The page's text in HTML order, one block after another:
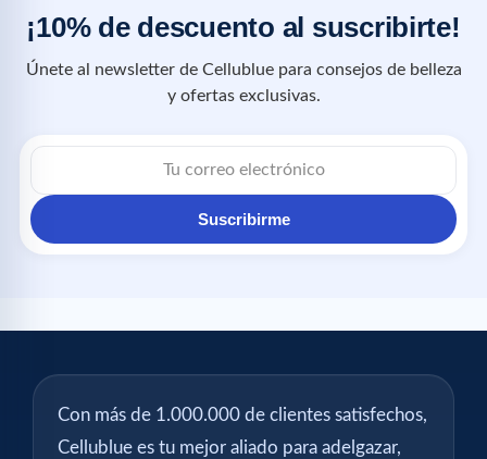
¡10% de descuento al suscribirte!
Únete al newsletter de Cellublue para consejos de belleza
y ofertas exclusivas.
Suscribirme
Con más de 1.000.000 de clientes satisfechos,
Cellublue es tu mejor aliado para adelgazar,